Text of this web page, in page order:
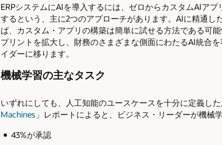
ERPシステムにAIを導入するには、ゼロからカスタムAIア
するという、主に2つのアプローチがあります。AIに精通
ば、カスタム・アプリの構築は簡単に試せる方法である可
プリントを拡大し、財務のさまざまな側面にわたるAI統合
イダーに移ります。
機械学習の主なタスク
いずれにしても、人工知能のユースケースを十分に定義し
Machines 」レポートによると、ビジネス・リーダーが機械
43%が承認